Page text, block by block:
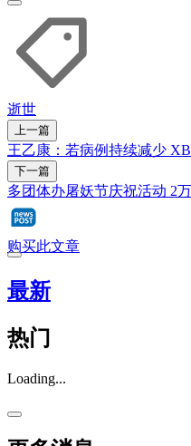
逝世
上一篇
王乙康：若病例持续减少
下一篇
多团体办屠妖节庆祝活动 2
购买此文章
最新
热门
Loading...